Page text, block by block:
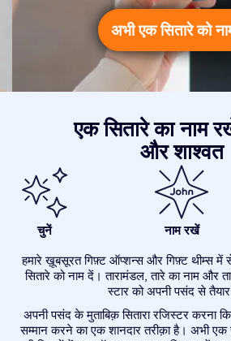
अभी एक सितारे को
एक सितारे का नाम
और शाश्वत
चुनें नाम रखें
हमारे ख़ूबसूरत गिफ़्ट ऑप्शन्स और गिफ़्ट थीम्स
सितारे को नाम दें। तारामंडल, तारे का नाम और
स्टार को अपनी पसंद से
अपनी पसंद के मुताबिक़ सितारा रजिस्टर करना
सम्मान करने का एक शानदार तरीक़ा है। अभी